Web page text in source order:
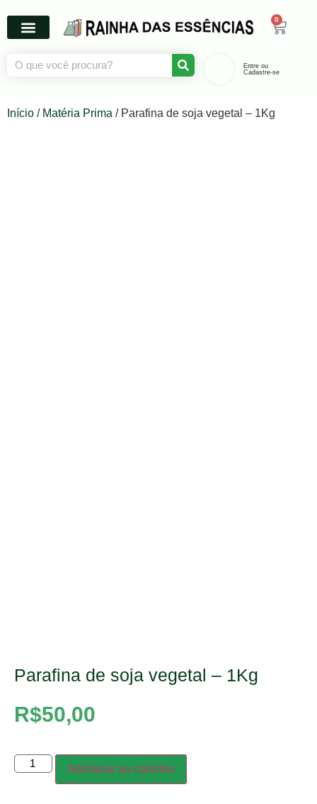
0
Entre ou
Cadastre-se
Início / Matéria Prima / Parafina de soja vegetal – 1Kg
Parafina de soja vegetal – 1Kg
R$50,00
Adicionar ao carrinho